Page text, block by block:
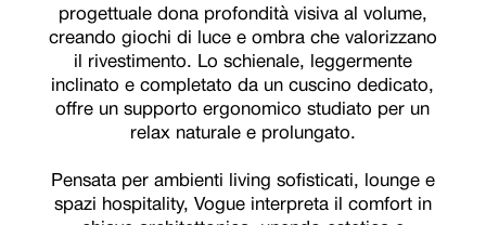
progettuale dona profondità visiva al volume,
creando giochi di luce e ombra che valorizzano
il rivestimento. Lo schienale, leggermente
inclinato e completato da un cuscino dedicato,
offre un supporto ergonomico studiato per un
relax naturale e prolungato.
Pensata per ambienti living sofisticati, lounge e
spazi hospitality, Vogue interpreta il comfort in